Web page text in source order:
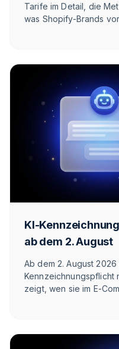
Tarife im Detail, die
was Shopify-Brands
KI-
ab dem 2. August
Ab dem 2. August
Kennzeichnungspflicht
zeigt, wen sie im E-